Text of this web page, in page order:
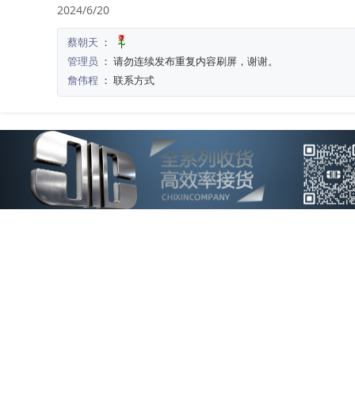
18、STM32F103VCT6
19、ATMEGA8A-AU
20、STM32F407ZGT6
21、AD9361BBCZ
22、STM32F103CBT6
25、ATMEGA128A-AU
26、ULN2003ADR
27、ATMEGA2560-16AU
28、STM32F103VET6
2024/6/20
蔡朝天 ：
管理员 ： 请勿连续发布重复内容刷屏，谢谢。
詹伟程 ： 联系方式